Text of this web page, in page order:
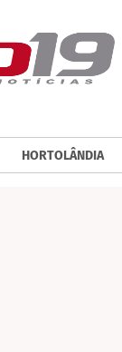
HORTOLÂNDIA